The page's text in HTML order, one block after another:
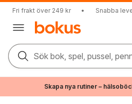
Fri frakt över 249 kr • Snabba
Sök bok, spel, pussel,
Skapa nya rutiner –